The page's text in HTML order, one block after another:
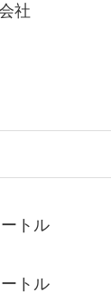
社
トル
トル